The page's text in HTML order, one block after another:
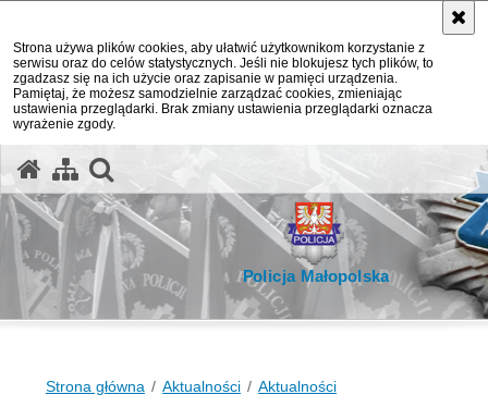
Strona używa plików cookies, aby ułatwić użytkownikom korzystanie z
serwisu oraz do celów statystycznych. Jeśli nie blokujesz tych plików, to
zgadzasz się na ich użycie oraz zapisanie w pamięci urządzenia.
Pamiętaj, że możesz samodzielnie zarządzać cookies, zmieniając
ustawienia przeglądarki. Brak zmiany ustawienia przeglądarki oznacza
wyrażenie zgody.
Policja Małopolska
Strona główna Aktualności Aktualności